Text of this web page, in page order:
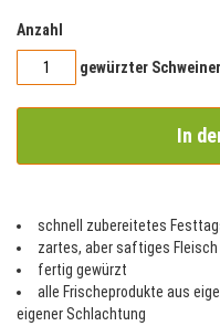
Anzahl
gewürzter
In
schnell zubereitetes
zartes, aber saftiges Fleisch
fertig gewürzt
alle Frischeprodukte aus
eigener Schlachtung